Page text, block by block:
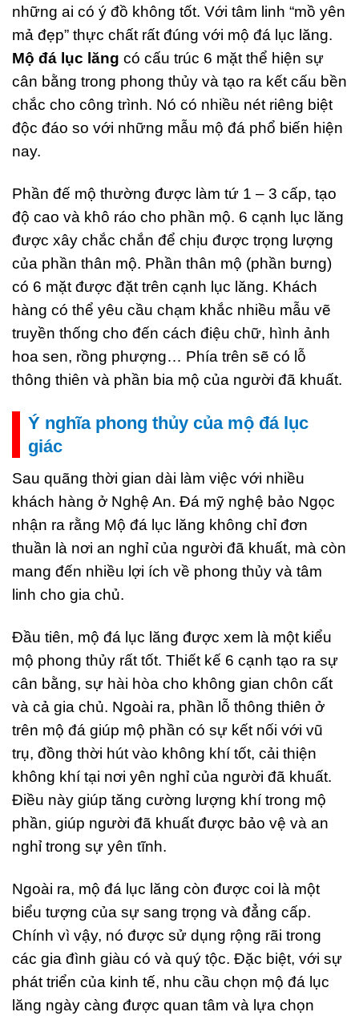
những ai có ý đồ không tốt. Với tâm linh “mồ yên
mả đẹp” thực chất rất đúng với mộ đá lục lăng.
Mộ đá lục lăng có cấu trúc 6 mặt thể hiện sự
cân bằng trong phong thủy và tạo ra kết cấu bền
chắc cho công trình. Nó có nhiều nét riêng biệt
độc đáo so với những mẫu mộ đá phổ biến hiện
nay.
Phần đế mộ thường được làm tứ 1 – 3 cấp, tạo
độ cao và khô ráo cho phần mộ. 6 cạnh lục lăng
được xây chắc chắn để chịu được trọng lượng
của phần thân mộ. Phần thân mộ (phần bưng)
có 6 mặt được đặt trên cạnh lục lăng. Khách
hàng có thể yêu cầu chạm khắc nhiều mẫu vẽ
truyền thống cho đến cách điệu chữ, hình ảnh
hoa sen, rồng phượng… Phía trên sẽ có lỗ
thông thiên và phần bia mộ của người đã khuất.
Ý nghĩa phong thủy của mộ đá lục
giác
Sau quãng thời gian dài làm việc với nhiều
khách hàng ở Nghệ An. Đá mỹ nghệ bảo Ngọc
nhận ra rằng Mộ đá lục lăng không chỉ đơn
thuần là nơi an nghỉ của người đã khuất, mà còn
mang đến nhiều lợi ích về phong thủy và tâm
linh cho gia chủ.
Đầu tiên, mộ đá lục lăng được xem là một kiểu
mộ phong thủy rất tốt. Thiết kế 6 cạnh tạo ra sự
cân bằng, sự hài hòa cho không gian chôn cất
và cả gia chủ. Ngoài ra, phần lỗ thông thiên ở
trên mộ đá giúp mộ phần có sự kết nối với vũ
trụ, đồng thời hút vào không khí tốt, cải thiện
không khí tại nơi yên nghỉ của người đã khuất.
Điều này giúp tăng cường lượng khí trong mộ
phần, giúp người đã khuất được bảo vệ và an
nghỉ trong sự yên tĩnh.
Ngoài ra, mộ đá lục lăng còn được coi là một
biểu tượng của sự sang trọng và đẳng cấp.
Chính vì vậy, nó được sử dụng rộng rãi trong
các gia đình giàu có và quý tộc. Đặc biệt, với sự
phát triển của kinh tế, nhu cầu chọn mộ đá lục
lăng ngày càng được quan tâm và lựa chọn